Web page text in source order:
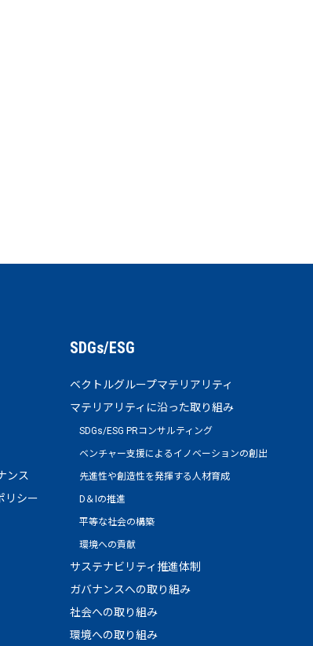
ンス
リシー
SDGs/ESG
ベクトルグループマテリアリティ
マテリアリティに沿った取り組み
SDGs/ESG PRコンサルティング
ベンチャー支援によるイノベーションの創出
先進性や創造性を発揮する人材育成
D＆Iの推進
平等な社会の構築
環境への貢献
サステナビリティ推進体制
ガバナンスへの取り組み
社会への取り組み
環境への取り組み